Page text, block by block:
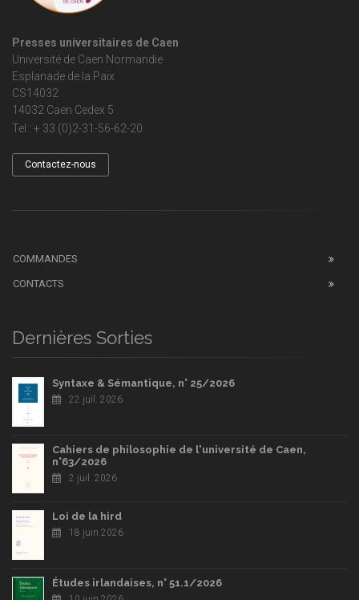
Presses universitaires de Caen
Université de Caen Normandie
Esplanade de la Paix
CS14032
14032 Caen Cedex 5
Tel : + 33 (0)2-31-56-62-20
Contactez-nous
COMMANDES
CONTACTS
Dernières Sorties
Syntaxe & Sémantique, n° 25/2026
22 juil. 2026
Cahiers de philosophie de l'université de Caen,
n°63/2026
2 juil. 2026
Loi de la hird
18 juin 2026
Études irlandaises, n° 51.1/2026